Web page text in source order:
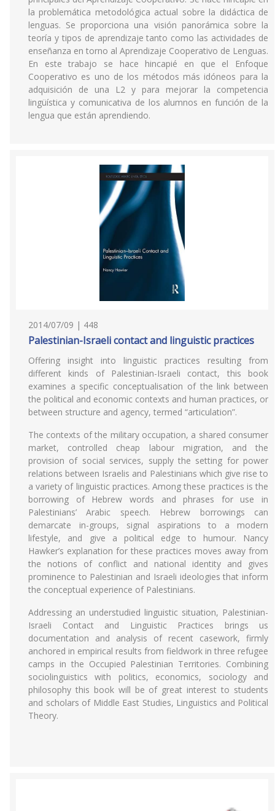
la problemática metodológica actual sobre la didáctica de
lenguas. Se proporciona una visión panorámica sobre la
teoría y tipos de aprendizaje tanto como las actividades de
enseñanza en torno al Aprendizaje Cooperativo de Lenguas.
En este trabajo se hace hincapié en que el Enfoque
Cooperativo es uno de los métodos más idóneos para la
adquisición de una L2 y para mejorar la competencia
lingüística y comunicativa de los alumnos en función de la
lengua que están aprendiendo.
2014/07/09 | 448
Palestinian-Israeli contact and linguistic practices
Offering insight into linguistic practices resulting from
different kinds of Palestinian-Israeli contact, this book
examines a specific conceptualisation of the link between
the political and economic contexts and human practices, or
between structure and agency, termed “articulation”.
The contexts of the military occupation, a shared consumer
market, controlled cheap labour migration, and the
provision of social services, supply the setting for power
relations between Israelis and Palestinians which give rise to
a variety of linguistic practices. Among these practices is the
borrowing of Hebrew words and phrases for use in
Palestinians’ Arabic speech. Hebrew borrowings can
demarcate in-groups, signal aspirations to a modern
lifestyle, and give a political edge to humour. Nancy
Hawker’s explanation for these practices moves away from
the notions of conflict and national identity and gives
prominence to Palestinian and Israeli ideologies that inform
the conceptual experience of Palestinians.
Addressing an understudied linguistic situation, Palestinian-
Israeli Contact and Linguistic Practices brings us
documentation and analysis of recent casework, firmly
anchored in empirical results from fieldwork in three refugee
camps in the Occupied Palestinian Territories. Combining
sociolinguistics with politics, economics, sociology and
philosophy this book will be of great interest to students
and scholars of Middle East Studies, Linguistics and Political
Theory.